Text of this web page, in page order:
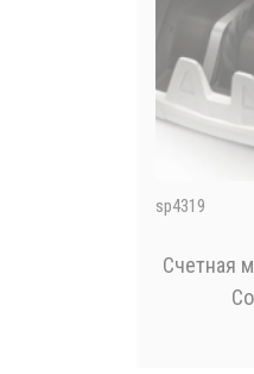
sp4319
Счетная